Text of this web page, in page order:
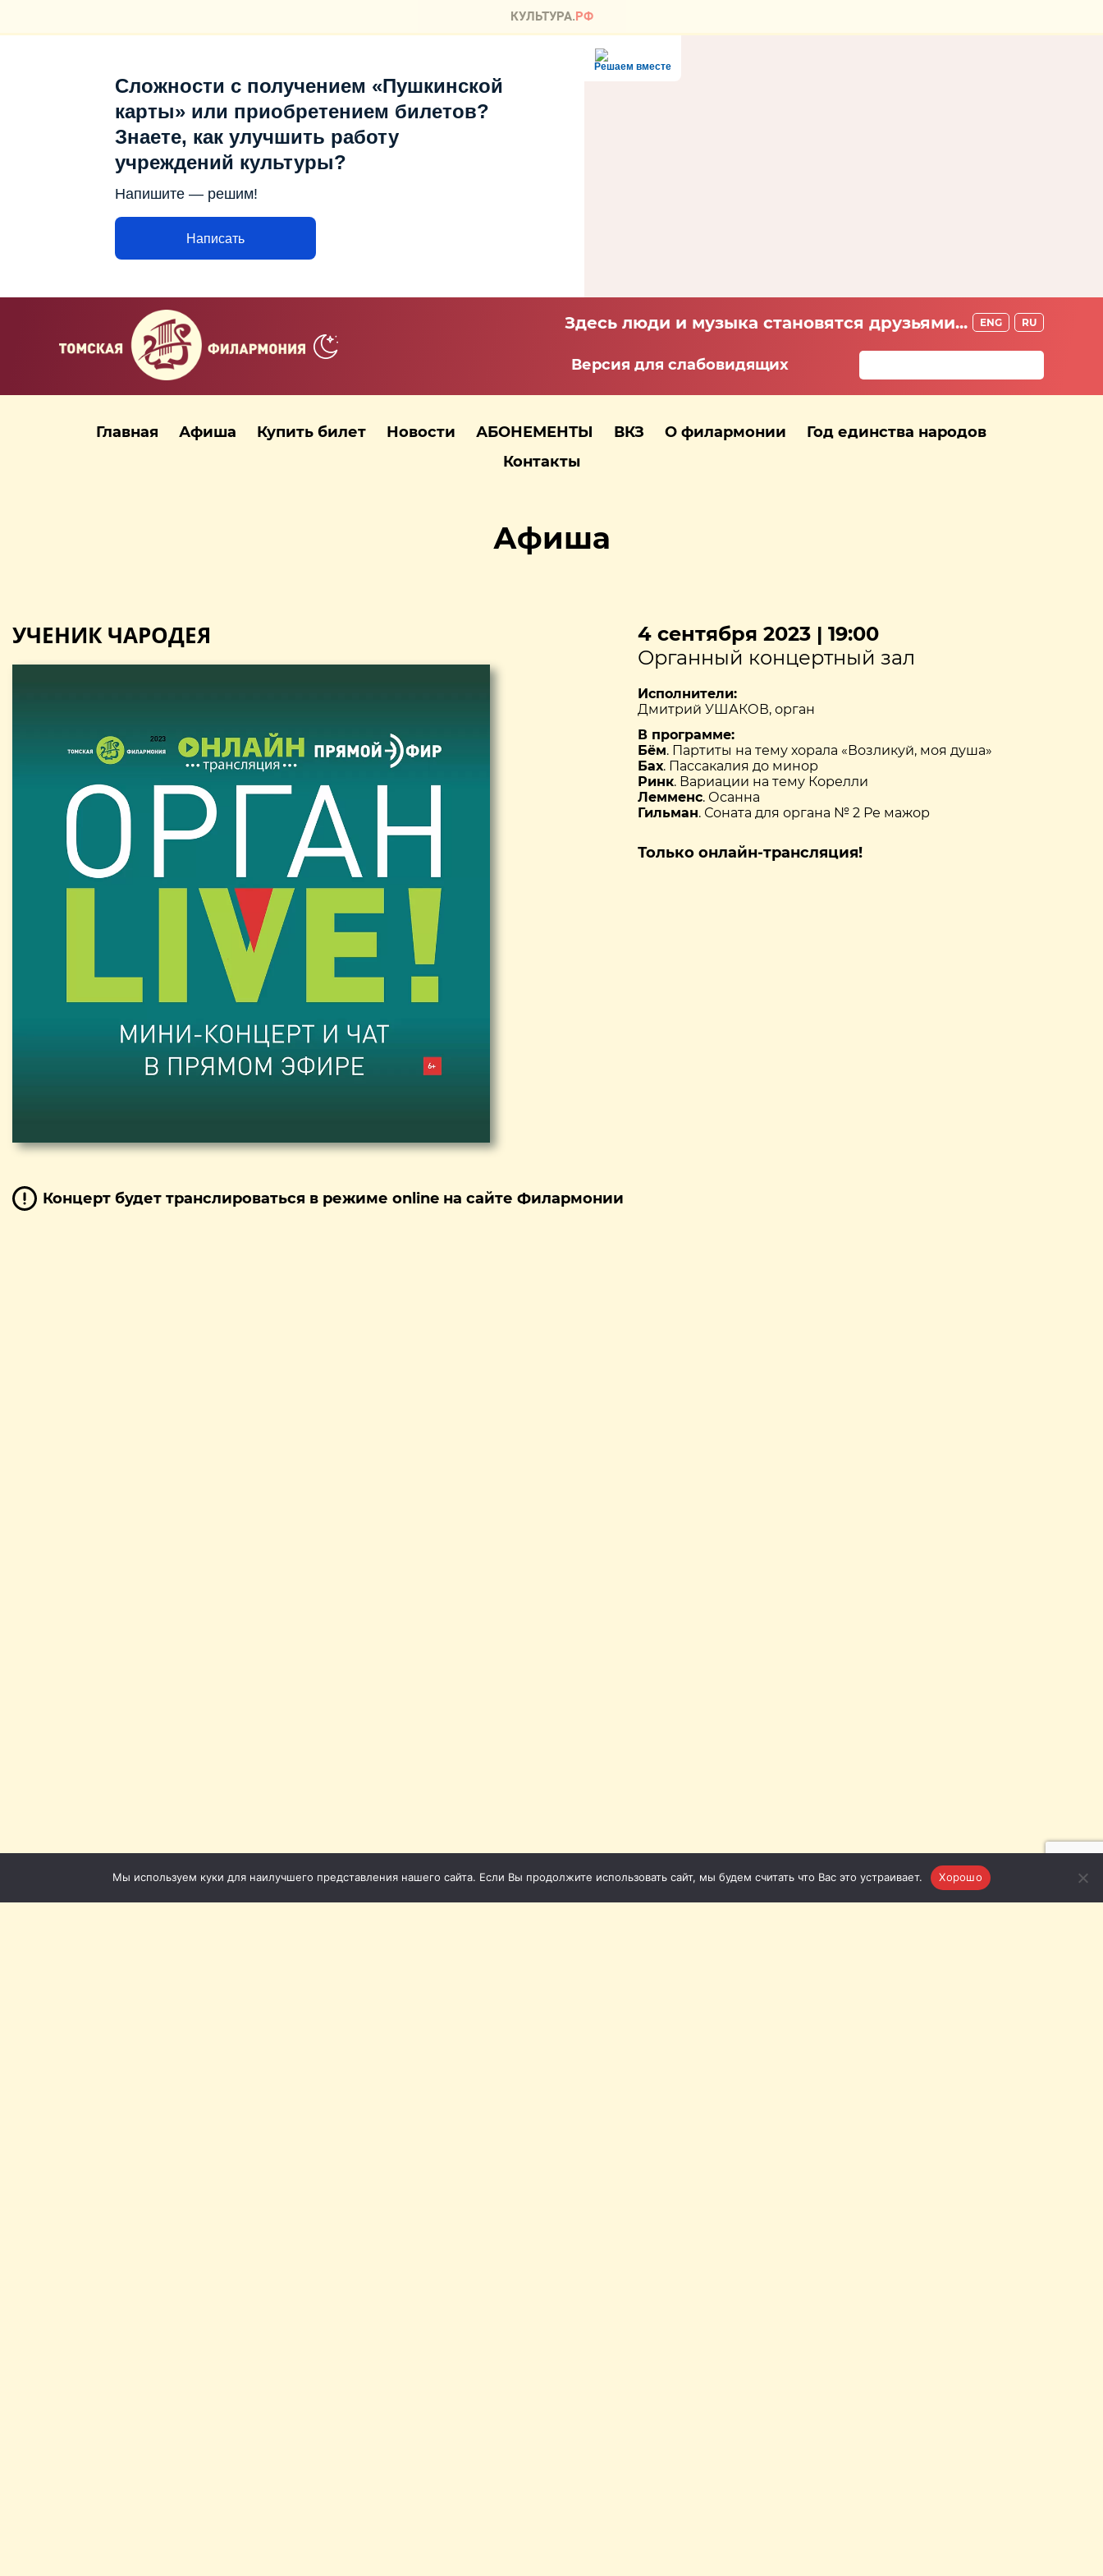
Решаем вместе
Сложности с получением «Пушкинской
карты» или приобретением билетов?
Знаете, как улучшить работу
учреждений культуры?
Напишите — решим!
Написать
Здесь люди и музыка становятся друзьями... ENG RU
Версия для слабовидящих
Главная Афиша Купить билет Новости АБОНЕМЕНТЫ ВКЗ О филармонии
Год единства народов
Контакты
Афиша
УЧЕНИК ЧАРОДЕЯ
4 сентября 2023 | 19:00
Органный концертный зал
Исполнители:
Дмитрий УШАКОВ, орган
В программе:
Бём. Партиты на тему хорала «Возликуй, моя душа»
Бах. Пассакалия до минор
Ринк. Вариации на тему Корелли
Лемменс. Осанна
Гильман. Соната для органа № 2 Ре мажор
Только онлайн-трансляция!
Концерт будет транслироваться в режиме online на сайте Филармонии
Мы используем куки для наилучшего представления нашего сайта. Если Вы продолжите использовать сайт, мы будем считать что Вас это устраивает. Хорошо